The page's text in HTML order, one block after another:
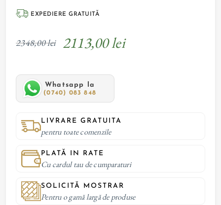
EXPEDIERE GRATUITĂ
2348,00 lei 2113,00 lei
Whatsapp la
(0740) 083 848
LIVRARE GRATUITA
pentru toate comenzile
PLATĂ IN RATE
Cu cardul tau de cumparaturi
SOLICITĂ MOSTRAR
Pentru o gamă largă de produse